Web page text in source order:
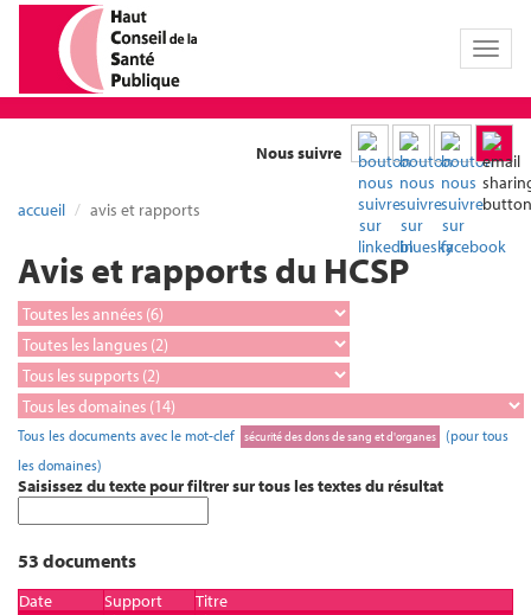
Toggle
Nous suivre
accueil avis et rapports
Avis et rapports du HCSP
Tous les documents avec le mot-clef sécurité des dons de sang et d'organes (pour tous
les domaines)
Saisissez du texte pour filtrer sur tous les textes du résultat
53 documents
Date Support
Titre